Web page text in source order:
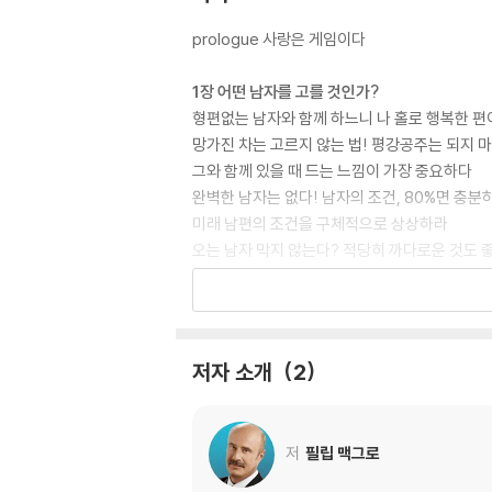
prologue 사랑은 게임이다
1장 어떤 남자를 고를 것인가?
형편없는 남자와 함께 하느니 나 홀로 행복한 편
망가진 차는 고르지 않는 법! 평강공주는 되지
그와 함께 있을 때 드는 느낌이 가장 중요하다
완벽한 남자는 없다! 남자의 조건, 80%면 충분
미래 남편의 조건을 구체적으로 상상하라
오는 남자 막지 않는다? 적당히 까다로운 것도
개성을 나타내라, 기억에 남는 존재가 돼야 한다
자기 생각을 말해라, 예스 걸은 지루할 뿐이다
3장 사랑 앞에서 절박한 모습은 보이지 마라
저자 소개 2
저 필립 맥그로